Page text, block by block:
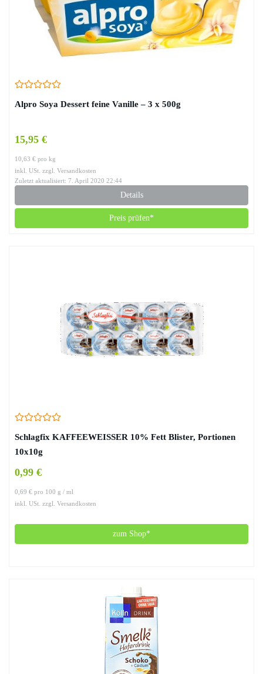
Alpro Soya Dessert feine Vanille – 3 x 500g
15,95 €
10,63 € pro kg
inkl. USt. zzgl. Versandkosten
Zuletzt aktualisiert: 7. April 2020 22:44
Details
Preis prüfen*
Schlagfix KAFFEEWEISSER 10% Fett Blister, Portionen
10x10g
0,99 €
0,69 € pro 100 g / ml
inkl. USt. zzgl. Versandkosten
zum Shop*